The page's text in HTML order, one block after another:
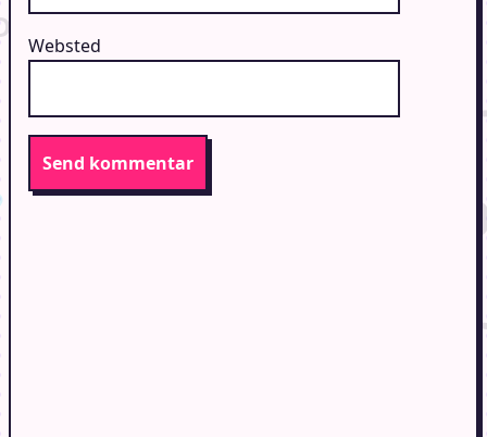
Websted